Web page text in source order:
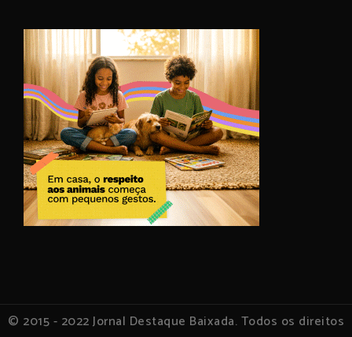
© 2015 - 2022 Jornal Destaque Baixada. Todos os direitos